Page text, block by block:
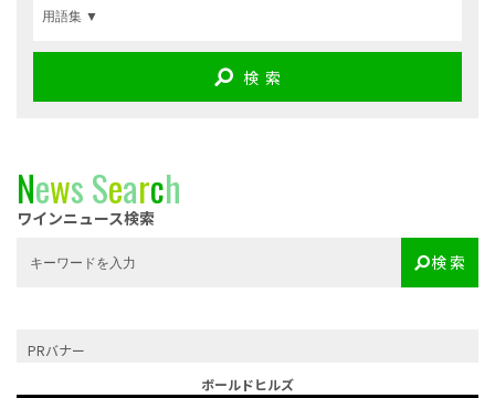
検 索
NewsSearch
ワインニュース検索
検 索
PRバナー
ボールドヒルズ